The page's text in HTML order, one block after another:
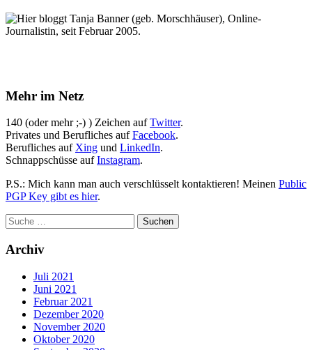
Hier bloggt Tanja Banner (geb. Morschhäuser), Online-
Journalistin, seit Februar 2005.
Mehr im Netz
140 (oder mehr ;-) ) Zeichen aufTwitter.
Privates und Berufliches aufFacebook.
Berufliches auf Xing und LinkedIn.
Schnappschüsse aufInstagram.
P.S.: Mich kann man auch verschlüsselt kontaktieren! Meinen Public
PGP Key gibt es hier.
Archiv
Juli 2021
Juni 2021
Februar 2021
Dezember 2020
November 2020
Oktober 2020